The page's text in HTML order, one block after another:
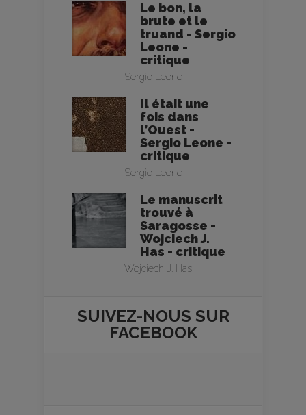
Le bon, la
brute et le
truand - Sergio
Leone -
critique
Sergio Leone
Il était une
fois dans
l’Ouest -
Sergio Leone -
critique
Sergio Leone
Le manuscrit
trouvé à
Saragosse -
Wojciech J.
Has - critique
Wojciech J. Has
SUIVEZ-NOUS SUR
FACEBOOK